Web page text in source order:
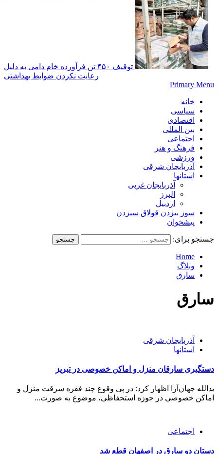
توقیف ۴۵۰ تن فرآورده خام دامی به دلیل
رعایت نکردن ضوابط بهداشتی
Primary Menu
خانه
سیاسی
اقتصادی
بین المللی
اجتماعی
فرهنگ و هنر
ورزشی
آذربایجان شرقی
استانها
آذربایجان غربی
البرز
اردبیل
سوز بیزدن قولاق سیزدن
پیشخوان
جستجو برای:
Home
وبلاگ
سارق
سارق
آذربایجان شرقی
استانها
دستگيری سارقان منزل و اماکن خصوصی در تبريز
يدالله جهان‌آرا اظهار کرد: در پی وقوع چند فقره سرقت منزل و
اماکن خصوصي در حوزه استحفاظی، موضوع به صورت...
اجتماعی
دستان دو سارق در اصفهان قطع شد